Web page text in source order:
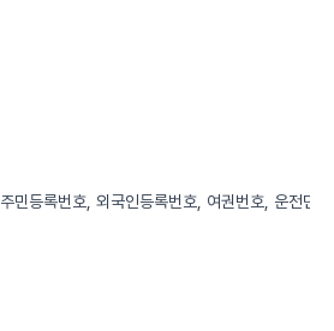
주민등록번호, 외국인등록번호, 여권번호, 운전면